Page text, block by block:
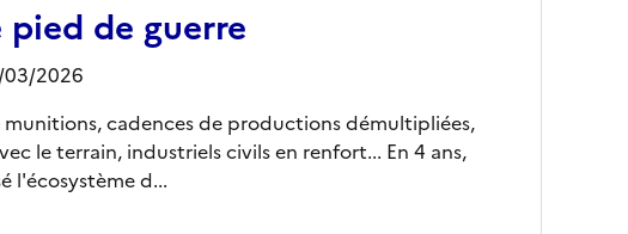
de guerre
03/2026
cadences de productions démultipliées,
le terrain, industriels civils en renfort... En 4 ans,
l'écosystème d...